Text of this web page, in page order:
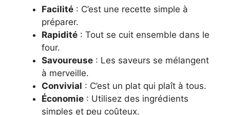
Facilité : C’est une recette simple à
préparer.
Rapidité : Tout se cuit ensemble dans le
four.
Savoureuse : Les saveurs se mélangent
à merveille.
Convivial : C’est un plat qui plaît à tous.
Économie : Utilisez des ingrédients
simples et peu coûteux.